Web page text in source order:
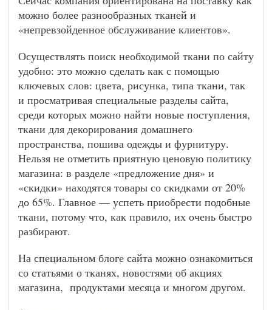
можно более разнообразных тканей и
«непревзойденное обслуживание клиентов».
Осуществлять поиск необходимой ткани по сайту
удобно: это можно сделать как с помощью
ключевых слов: цвета, рисунка, типа ткани, так
и просматривая специальные разделы сайта,
среди которых можно найти новые поступления,
ткани для декорирования домашнего
пространства, пошива одежды и фурнитуру.
Нельзя не отметить приятную ценовую политику
магазина: в разделе «предложение дня» и
«скидки» находятся товары со скидками от 20%
до 65%. Главное — успеть приобрести подобные
ткани, потому что, как правило, их очень быстро
разбирают.
На специальном блоге сайта можно ознакомиться
со статьями о тканях, новостями об акциях
магазина, продуктами месяца и многом другом.